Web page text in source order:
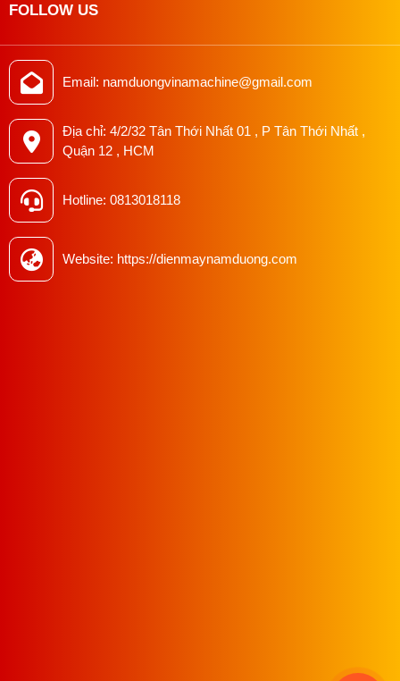
FOLLOW US
Email: namduongvinamachine@gmail.com
Địa chỉ: 4/2/32 Tân Thới Nhất 01 , P Tân Thới Nhất ,
Quận 12 , HCM
Hotline: 0813018118
Website: https://dienmaynamduong.com